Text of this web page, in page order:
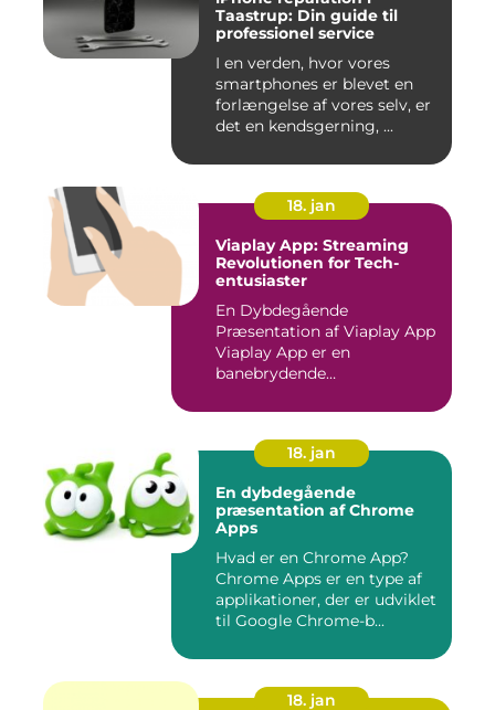
Taastrup: Din guide til
professionel service
I en verden, hvor vores
smartphones er blevet en
forlængelse af vores selv, er
det en kendsgerning, ...
18. jan
Viaplay App: Streaming
Revolutionen for Tech-
entusiaster
En Dybdegående
Præsentation af Viaplay App
Viaplay App er en
banebrydende
18. jan
En dybdegående
præsentation af Chrome
Apps
Hvad er en Chrome App?
Chrome Apps er en type af
applikationer, der er udviklet
til Google Chrome-b...
18. jan